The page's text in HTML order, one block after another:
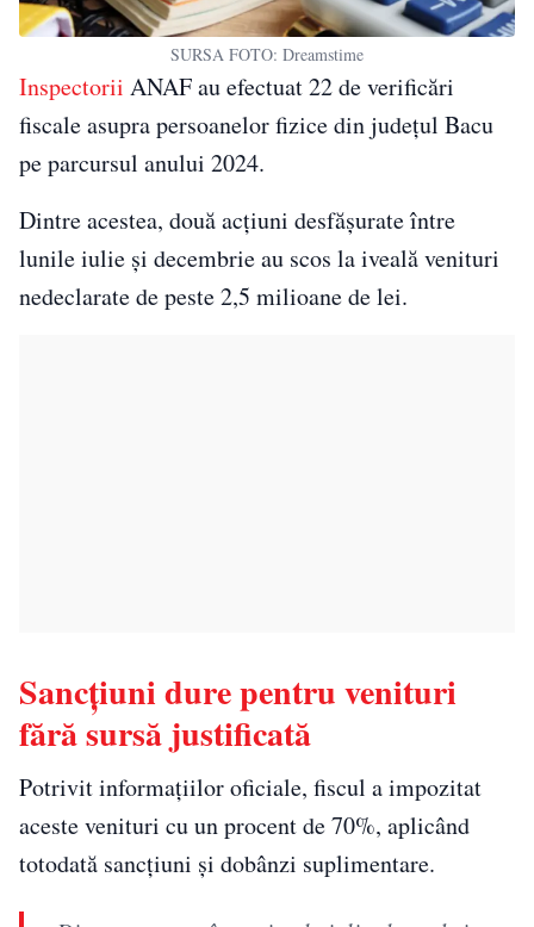
SURSA FOTO: Dreamstime
Inspectorii ANAF au efectuat 22 de verificări
fiscale asupra persoanelor fizice din județul Bacu
pe parcursul anului 2024.
Dintre acestea, două acțiuni desfășurate între
lunile iulie și decembrie au scos la iveală venituri
nedeclarate de peste 2,5 milioane de lei.
Sancțiuni dure pentru venituri
fără sursă justificată
Potrivit informațiilor oficiale, fiscul a impozitat
aceste venituri cu un procent de 70%, aplicând
totodată sancțiuni și dobânzi suplimentare.